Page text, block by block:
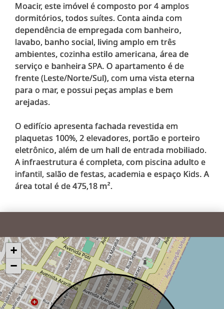
Moacir, este imóvel é composto por 4 amplos
dormitórios, todos suítes. Conta ainda com
dependência de empregada com banheiro,
lavabo, banho social, living amplo em três
ambientes, cozinha estilo americana, área de
serviço e banheira SPA. O apartamento é de
frente (Leste/Norte/Sul), com uma vista eterna
para o mar, e possui peças amplas e bem
arejadas.
O edifício apresenta fachada revestida em
plaquetas 100%, 2 elevadores, portão e porteiro
eletrônico, além de um hall de entrada mobiliado.
A infraestrutura é completa, com piscina adulto e
infantil, salão de festas, academia e espaço Kids. A
área total é de 475,18 m².
+
−